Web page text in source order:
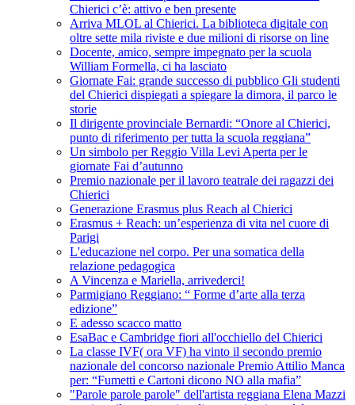
Chierici c’è: attivo e ben presente
Arriva MLOL al Chierici. La biblioteca digitale con
oltre sette mila riviste e due milioni di risorse on line
Docente, amico, sempre impegnato per la scuola
William Formella, ci ha lasciato
Giornate Fai: grande successo di pubblico Gli studenti
del Chierici dispiegati a spiegare la dimora, il parco le
storie
Il dirigente provinciale Bernardi: “Onore al Chierici,
punto di riferimento per tutta la scuola reggiana”
Un simbolo per Reggio Villa Levi Aperta per le
giornate Fai d’autunno
Premio nazionale per il lavoro teatrale dei ragazzi dei
Chierici
Generazione Erasmus plus Reach al Chierici
Erasmus + Reach: un’esperienza di vita nel cuore di
Parigi
L'educazione nel corpo. Per una somatica della
relazione pedagogica
A Vincenza e Mariella, arrivederci!
Parmigiano Reggiano: “ Forme d’arte alla terza
edizione”
E adesso scacco matto
EsaBac e Cambridge fiori all'occhiello del Chierici
La classe IVF( ora VF) ha vinto il secondo premio
nazionale del concorso nazionale Premio Attilio Manca
per: “Fumetti e Cartoni dicono NO alla mafia”
"Parole parole parole" dell'artista reggiana Elena Mazzi